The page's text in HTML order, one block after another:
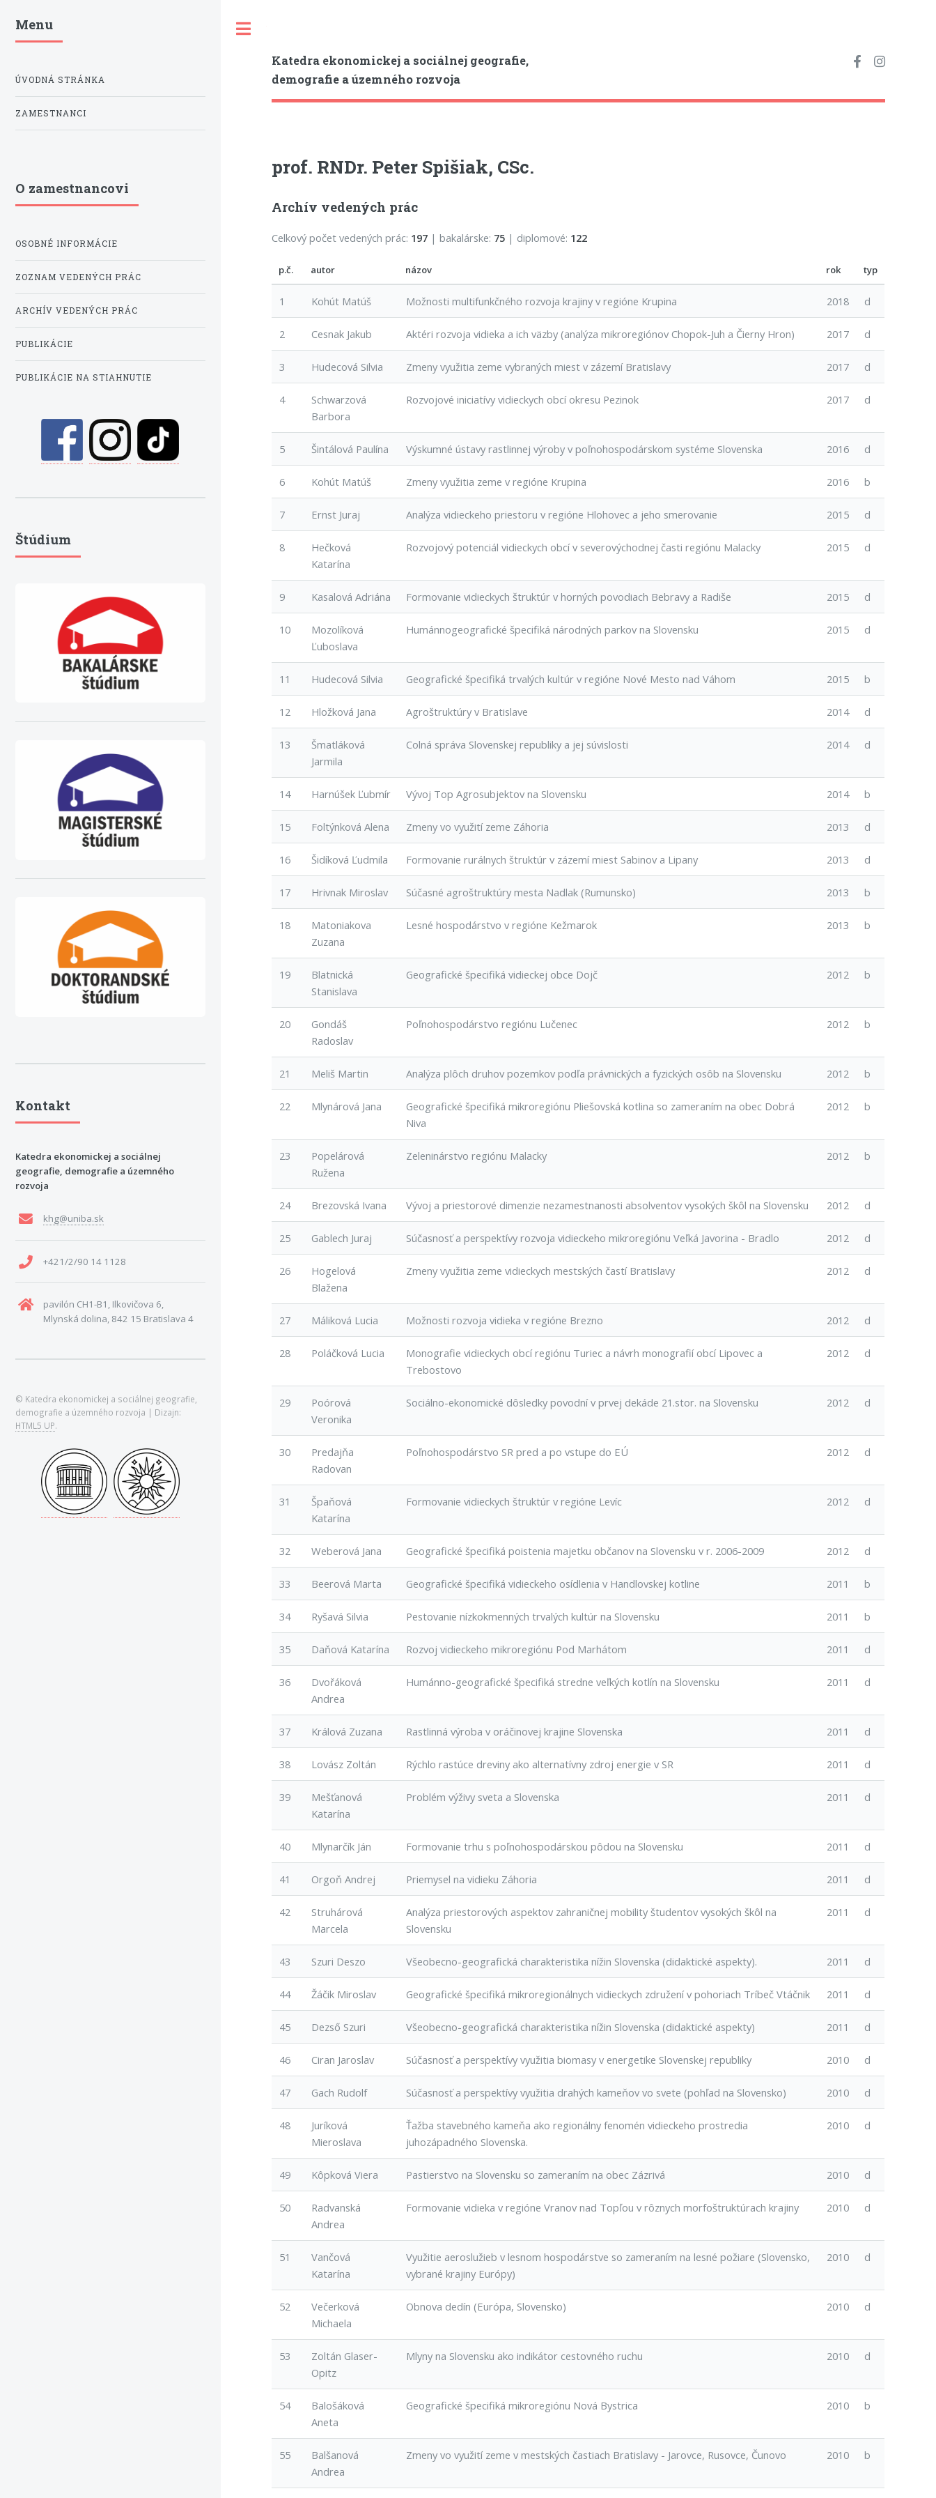
Katedra ekonomickej a sociálnej geografie,
demografie a územného rozvoja
prof. RNDr. Peter Spišiak, CSc.
Archív vedených prác
Celkový počet vedených prác: 197 | bakalárske: 75 | diplomové: 122
p.č. autor názov rok typ
1 Kohút Matúš Možnosti multifunkčného rozvoja krajiny v regióne Krupina 2018 d
2 Cesnak Jakub Aktéri rozvoja vidieka a ich väzby (analýza mikroregiónov Chopok-Juh a Čierny Hron) 2017 d
3 Hudecová Silvia Zmeny využitia zeme vybraných miest v zázemí Bratislavy 2017 d
4
Schwarzová
Barbora
Rozvojové iniciatívy vidieckych obcí okresu Pezinok 2017 d
5 Šintálová Paulína Výskumné ústavy rastlinnej výroby v poľnohospodárskom systéme Slovenska 2016 d
6 Kohút Matúš Zmeny využitia zeme v regióne Krupina 2016 b
7 Ernst Juraj Analýza vidieckeho priestoru v regióne Hlohovec a jeho smerovanie 2015 d
8
Hečková
Katarína
Rozvojový potenciál vidieckych obcí v severovýchodnej časti regiónu Malacky 2015 d
9 Kasalová Adriána Formovanie vidieckych štruktúr v horných povodiach Bebravy a Radiše 2015 d
10
Mozolíková
Ľuboslava
Humánnogeografické špecifiká národných parkov na Slovensku 2015 d
11 Hudecová Silvia Geografické špecifiká trvalých kultúr v regióne Nové Mesto nad Váhom 2015 b
12 Hložková Jana Agroštruktúry v Bratislave 2014 d
13
Šmatláková
Jarmila
Colná správa Slovenskej republiky a jej súvislosti 2014 d
14 Harnúšek Ľubmír Vývoj Top Agrosubjektov na Slovensku 2014 b
15 Foltýnková Alena Zmeny vo využití zeme Záhoria 2013 d
16 Šidíková Ľudmila Formovanie rurálnych štruktúr v zázemí miest Sabinov a Lipany 2013 d
17 Hrivnak Miroslav Súčasné agroštruktúry mesta Nadlak (Rumunsko) 2013 b
18
Matoniakova
Zuzana
Lesné hospodárstvo v regióne Kežmarok 2013 b
19
Blatnická
Stanislava
Geografické špecifiká vidieckej obce Dojč 2012 b
20
Gondáš
Radoslav
Poľnohospodárstvo regiónu Lučenec 2012 b
21 Meliš Martin Analýza plôch druhov pozemkov podľa právnických a fyzických osôb na Slovensku 2012 b
22 Mlynárová Jana
Geografické špecifiká mikroregiónu Pliešovská kotlina so zameraním na obec Dobrá
Niva
2012 b
23
Popelárová
Ružena
Zeleninárstvo regiónu Malacky 2012 b
24 Brezovská Ivana Vývoj a priestorové dimenzie nezamestnanosti absolventov vysokých škôl na Slovensku 2012 d
25 Gablech Juraj Súčasnosť a perspektívy rozvoja vidieckeho mikroregiónu Veľká Javorina - Bradlo 2012 d
26
Hogelová
Blažena
Zmeny využitia zeme vidieckych mestských častí Bratislavy 2012 d
27 Máliková Lucia Možnosti rozvoja vidieka v regióne Brezno 2012 d
28 Poláčková Lucia
Monografie vidieckych obcí regiónu Turiec a návrh monografií obcí Lipovec a
Trebostovo
2012 d
29
Poórová
Veronika
Sociálno-ekonomické dôsledky povodní v prvej dekáde 21.stor. na Slovensku 2012 d
30
Predajňa
Radovan
Poľnohospodárstvo SR pred a po vstupe do EÚ 2012 d
31
Špaňová
Katarína
Formovanie vidieckych štruktúr v regióne Levíc 2012 d
32 Weberová Jana Geografické špecifiká poistenia majetku občanov na Slovensku v r. 2006-2009 2012 d
33 Beerová Marta Geografické špecifiká vidieckeho osídlenia v Handlovskej kotline 2011 b
34 Ryšavá Silvia Pestovanie nízkokmenných trvalých kultúr na Slovensku 2011 b
35 Daňová Katarína Rozvoj vidieckeho mikroregiónu Pod Marhátom 2011 d
36
Dvořáková
Andrea
Humánno-geografické špecifiká stredne veľkých kotlín na Slovensku 2011 d
37 Králová Zuzana Rastlinná výroba v oráčinovej krajine Slovenska 2011 d
38 Lovász Zoltán Rýchlo rastúce dreviny ako alternatívny zdroj energie v SR 2011 d
39
Mešťanová
Katarína
Problém výživy sveta a Slovenska 2011 d
40 Mlynarčík Ján Formovanie trhu s poľnohospodárskou pôdou na Slovensku 2011 d
41 Orgoň Andrej Priemysel na vidieku Záhoria 2011 d
42
Struhárová
Marcela
Analýza priestorových aspektov zahraničnej mobility študentov vysokých škôl na
Slovensku
2011 d
43 Szuri Deszo Všeobecno-geografická charakteristika nížin Slovenska (didaktické aspekty). 2011 d
44 Žáčik Miroslav Geografické špecifiká mikroregionálnych vidieckych združení v pohoriach Tríbeč Vtáčnik 2011 d
45 Dezső Szuri Všeobecno-geografická charakteristika nížin Slovenska (didaktické aspekty) 2011 d
46 Ciran Jaroslav Súčasnosť a perspektívy využitia biomasy v energetike Slovenskej republiky 2010 d
47 Gach Rudolf Súčasnosť a perspektívy využitia drahých kameňov vo svete (pohľad na Slovensko) 2010 d
48
Juríková
Mieroslava
Ťažba stavebného kameňa ako regionálny fenomén vidieckeho prostredia
juhozápadného Slovenska.
2010 d
49 Kôpková Viera Pastierstvo na Slovensku so zameraním na obec Zázrivá 2010 d
50
Radvanská
Andrea
Formovanie vidieka v regióne Vranov nad Topľou v rôznych morfoštruktúrach krajiny 2010 d
51
Vančová
Katarína
Využitie aeroslužieb v lesnom hospodárstve so zameraním na lesné požiare (Slovensko,
vybrané krajiny Európy)
2010 d
52
Večerková
Michaela
Obnova dedín (Európa, Slovensko) 2010 d
53
Zoltán Glaser-
Opitz
Mlyny na Slovensku ako indikátor cestovného ruchu 2010 d
54
Balošáková
Aneta
Geografické špecifiká mikroregiónu Nová Bystrica 2010 b
55
Balšanová
Andrea
Zmeny vo využití zeme v mestských častiach Bratislavy - Jarovce, Rusovce, Čunovo 2010 b
Menu
ÚVODNÁ STRÁNKA
ZAMESTNANCI
O zamestnancovi
OSOBNÉ INFORMÁCIE
ZOZNAM VEDENÝCH PRÁC
ARCHÍV VEDENÝCH PRÁC
PUBLIKÁCIE
PUBLIKÁCIE NA STIAHNUTIE
Štúdium
Kontakt
Katedra ekonomickej a sociálnej
geografie, demografie a územného
rozvoja
khg@uniba.sk
+421/2/90 14 1128
pavilón CH1-B1, Ilkovičova 6,
Mlynská dolina, 842 15 Bratislava 4
© Katedra ekonomickej a sociálnej geografie,
demografie a územného rozvoja | Dizajn:
HTML5 UP.